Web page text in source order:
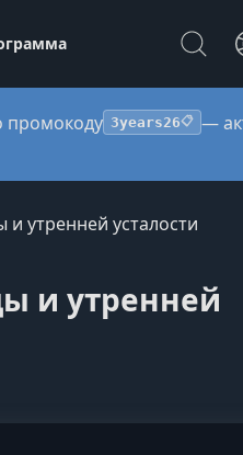
промокоду 3years26📋 —
утренней усталости
и утренней